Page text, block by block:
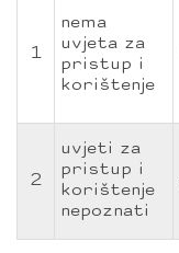
1
nema
uvjeta za
pristup i
korištenje
2
uvjeti za
pristup i
korištenje
nepoznati